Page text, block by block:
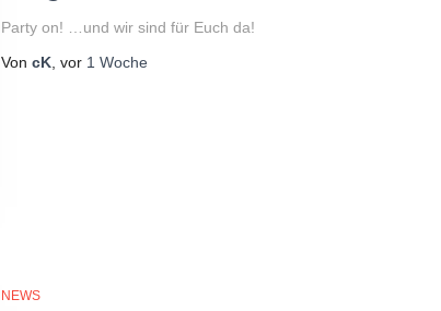
Party on! …und wir sind für Euch da!
Von cK, vor 1 Woche
NEWS